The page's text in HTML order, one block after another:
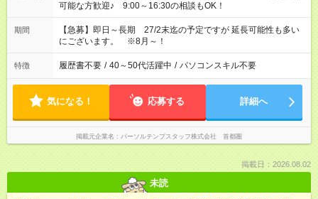
可能な方歓迎♪ 9:00～16:30の相談もOK！
期間
【急募】即日～長期 27/2末迄の予定ですが 延長可能性も多い
にございます。 ※8月～！
特徴 履歴書不要 / 40～50代活躍中 / パソコンスキル不要
気になる！ 応募する 詳細へ
掲載元企業名 パーソルテンプスタッフ株式会社 首都圏
掲載日：2026.08.02
未読